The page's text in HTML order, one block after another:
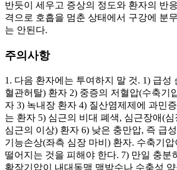
반듯이 세우고 증상의 정도와 환자의 반
격으로 호흡을 멈춘 상태에서 구강에 분
는 안된다.
주의사항
1. 다음 환자에는 투여하지 말 것. 1) 급성
혈관허탈) 환자 2) 중증의 저혈압(수축기
자 3) 녹내장 환자 4) 질산염제제에 과민
는 환자 5) 심근의 비대 폐색, 심근장애(
심근의 이상) 환자 6) 낮은 충만압, 즉 급
기능손상(좌측 심장 마비) 환자. 수축기압
떨어지는 것을 피해야 한다. 7) 만일 충분
확장기압이 내대동맥 맥박수나 수축성